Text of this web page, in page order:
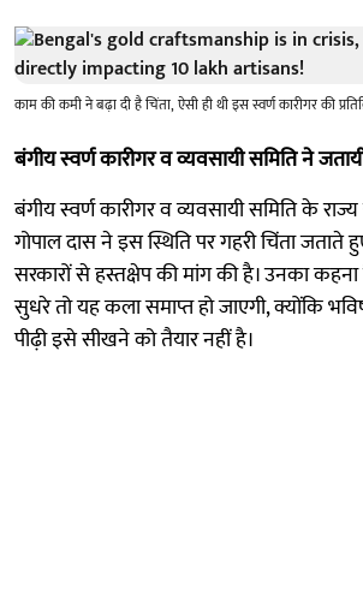
काम की कमी ने बढ़ा दी है चिंता, ऐसी ही थी इस स्वर्ण कारीगर की
बंगीय स्वर्ण कारीगर व व्यवसायी समिति ने
बंगीय स्वर्ण कारीगर व व्यवसायी समिति के
गोपाल दास ने इस स्थिति पर गहरी चिंता जताते
सरकारों से हस्तक्षेप की मांग की है। उनका कहना
सुधरे तो यह कला समाप्त हो जाएगी, क्योंकि
पीढ़ी इसे सीखने को तैयार नहीं है।